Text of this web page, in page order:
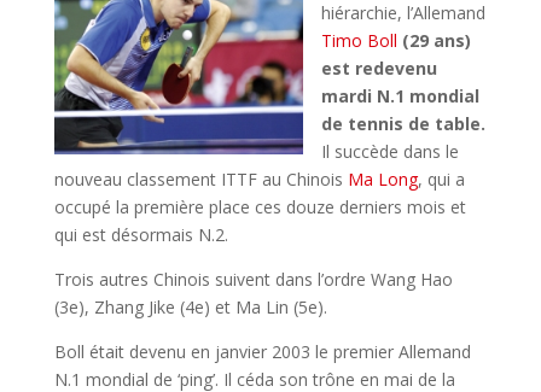
hiérarchie, l’Allemand
Timo Boll (29 ans)
est redevenu
mardi N.1 mondial
de tennis de table.
Il succède dans le
nouveau classement ITTF au Chinois Ma Long, qui a
occupé la première place ces douze derniers mois et
qui est désormais N.2.
Trois autres Chinois suivent dans l’ordre Wang Hao
(3e), Zhang Jike (4e) et Ma Lin (5e).
Boll était devenu en janvier 2003 le premier Allemand
N.1 mondial de ‘ping’. Il céda son trône en mai de la